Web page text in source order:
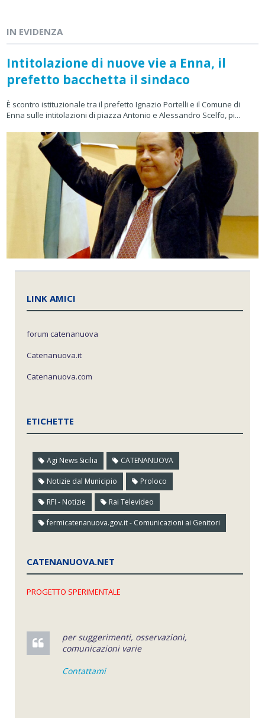
IN EVIDENZA
Intitolazione di nuove vie a Enna, il
prefetto bacchetta il sindaco
È scontro istituzionale tra il prefetto Ignazio Portelli e il Comune di
Enna sulle intitolazioni di piazza Antonio e Alessandro Scelfo, pi...
LINK AMICI
forum catenanuova
Catenanuova.it
Catenanuova.com
ETICHETTE
Agi News Sicilia CATENANUOVA
Notizie dal Municipio Proloco
RFI - Notizie Rai Televideo
fermicatenanuova.gov.it - Comunicazioni ai Genitori
CATENANUOVA.NET
PROGETTO SPERIMENTALE
per suggerimenti, osservazioni,
comunicazioni varie
Contattami